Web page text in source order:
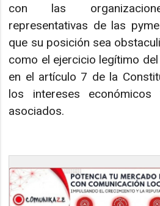
con las
representativas de las
que su posición sea
como el ejercicio legítimo
en el artículo 7 de la
los intereses
asociados.